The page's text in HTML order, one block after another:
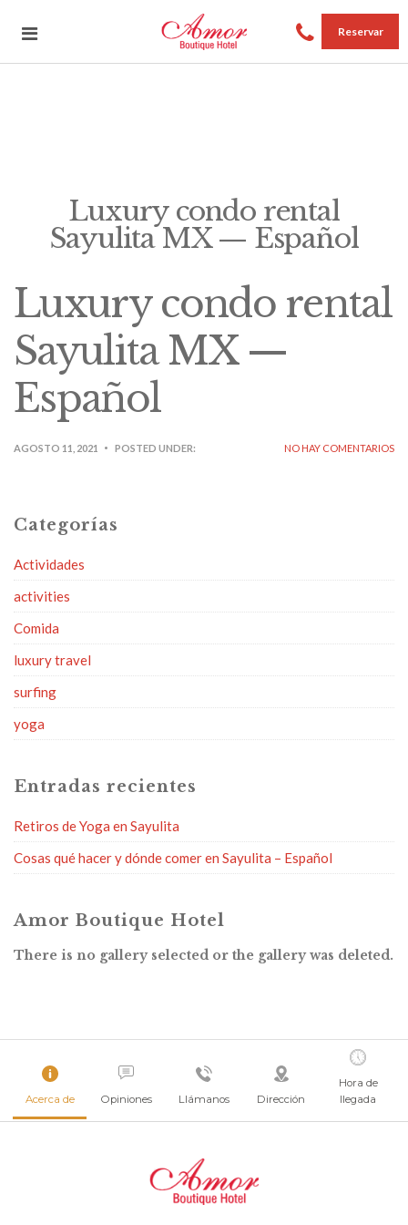
Reservar
Luxury condo rental
Sayulita MX — Español
Luxury condo rental
Sayulita MX —
Español
AGOSTO 11, 2021 POSTED UNDER: NO HAY COMENTARIOS
Categorías
Actividades
activities
Comida
luxury travel
surfing
yoga
Entradas recientes
Retiros de Yoga en Sayulita
Cosas qué hacer y dónde comer en Sayulita – Español
Amor Boutique Hotel
There is no gallery selected or the gallery was deleted.
Acerca de Opiniones Llámanos Dirección
Hora de
llegada